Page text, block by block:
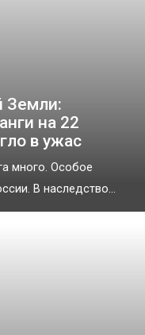
Земли:
на 22
в ужас
много. Особое
В наследство...